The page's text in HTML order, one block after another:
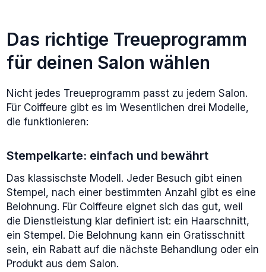
Das richtige Treueprogramm
für deinen Salon wählen
Nicht jedes Treueprogramm passt zu jedem Salon.
Für Coiffeure gibt es im Wesentlichen drei Modelle,
die funktionieren:
Stempelkarte: einfach und bewährt
Das klassischste Modell. Jeder Besuch gibt einen
Stempel, nach einer bestimmten Anzahl gibt es eine
Belohnung. Für Coiffeure eignet sich das gut, weil
die Dienstleistung klar definiert ist: ein Haarschnitt,
ein Stempel. Die Belohnung kann ein Gratisschnitt
sein, ein Rabatt auf die nächste Behandlung oder ein
Produkt aus dem Salon.